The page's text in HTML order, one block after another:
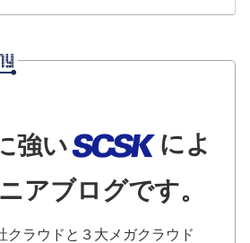
強い
によ
アブログです。
クラウドと３大メガクラウド